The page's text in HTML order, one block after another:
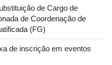
de Cargo de
de Coordenação de
(FG)
de inscrição em eventos